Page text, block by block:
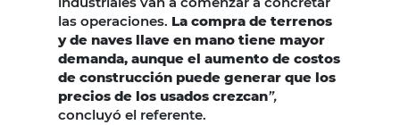
las operaciones. La compra de terrenos
y de naves llave en mano tiene mayor
demanda, aunque el aumento de costos
de construcción puede generar que los
precios de los usados crezcan”,
concluyó el referente.